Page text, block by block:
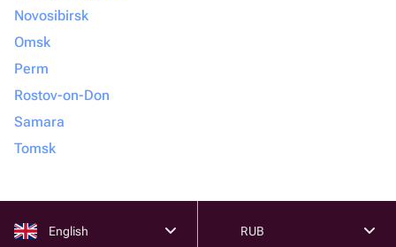
Novosibirsk
Omsk
Perm
Rostov-on-Don
Samara
Tomsk
English RUB